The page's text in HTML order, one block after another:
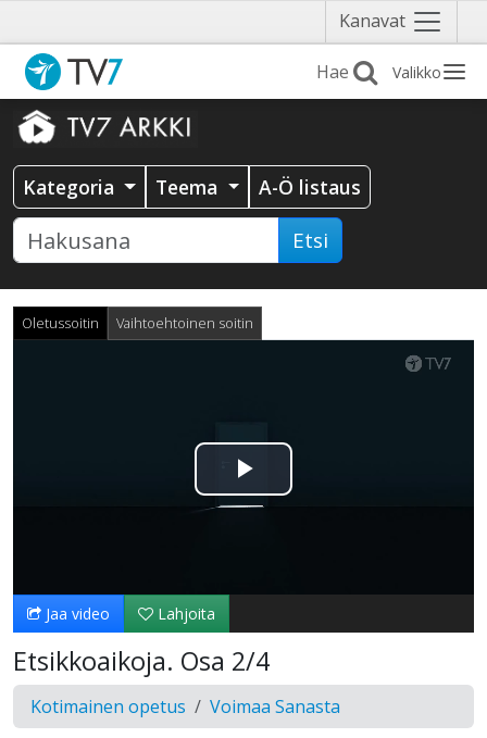
Kanavat Näytä
valikko
Valikko
Kategoria Teema A-Ö listaus
Etsi
Oletussoitin Vaihtoehtoinen soitin
Toista
Jaa video Lahjoita
Etsikkoaikoja. Osa 2/4
Kotimainen opetus Voimaa Sanasta